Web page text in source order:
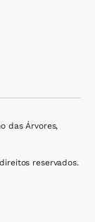
das Árvores,
reservados.